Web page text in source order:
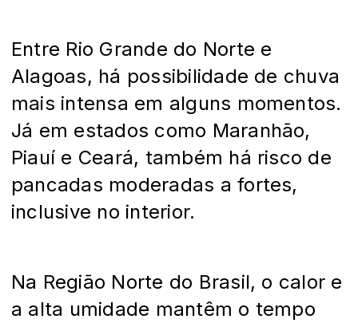
Entre Rio Grande do Norte e
Alagoas, há possibilidade de chuva
mais intensa em alguns momentos.
Já em estados como Maranhão,
Piauí e Ceará, também há risco de
pancadas moderadas a fortes,
inclusive no interior.
Na Região Norte do Brasil, o calor e
a alta umidade mantêm o tempo